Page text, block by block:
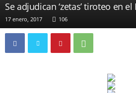
Se adjudican ‘zetas’ tiroteo en
17 enero, 2017 106